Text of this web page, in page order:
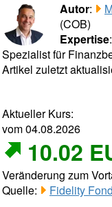
Autor:
(COB)
Expertise
Spezialist für
Artikel zuletzt
Aktueller Kurs:
vom 04.08.2026
10.02
Veränderung zum
Quelle:
Fidelity